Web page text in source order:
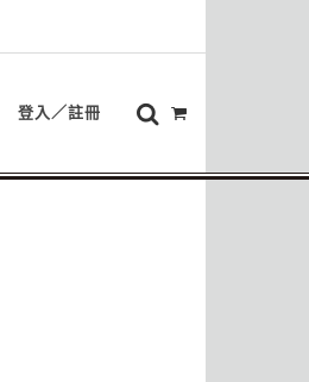
登入／註冊